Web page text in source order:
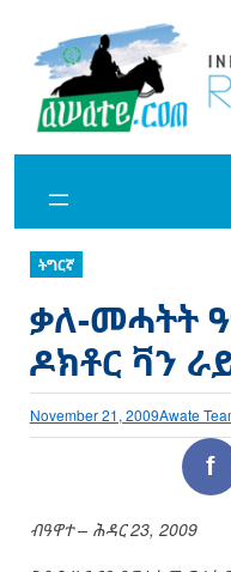
content
ትግርኛ
ቃለ-መሓትት
ዶክቶር ቫን
November 21, 2009Awate
f
ብዓዋተ – ሕዳር 23, 2009